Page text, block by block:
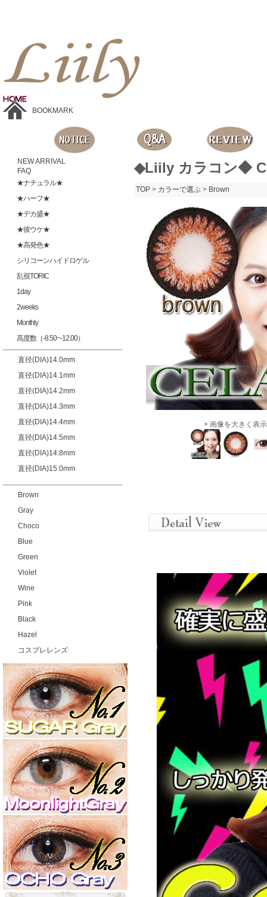
BOOKMARK
NEW ARRIVAL
FAQ
★ナチュラル★
★ハーフ★
★デカ盛★
★彼ウケ★
★高発色★
シリコーンハイドロゲル
乱視TORIC
1day
2weeks
Monthly
高度数（-8.50~-12.00）
直径(DIA)14.0mm
直径(DIA)14.1mm
直径(DIA)14.2mm
直径(DIA)14.3mm
直径(DIA)14.4mm
直径(DIA)14.5mm
直径(DIA)14.8mm
直径(DIA)15.0mm
Brown
Gray
Choco
Blue
Green
Violet
Wine
Pink
Black
Hazel
コスプレレンズ
◆Liily カラコン◆
TOP > カラーで選ぶ > Brown
+ 画像を大きく表示